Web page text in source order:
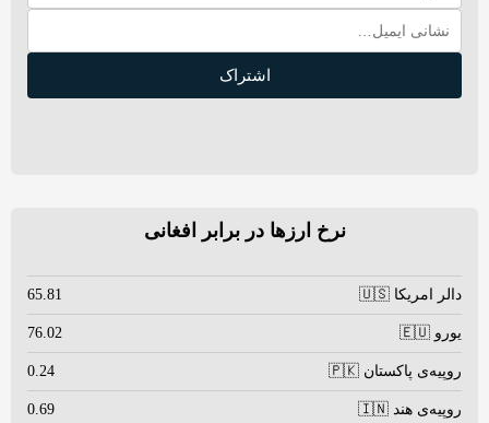
اشتراک
نرخ ارزها در برابر افغانی
دالر امریکا 🇺🇸 65.81
یورو 🇪🇺 76.02
روپیه‌ی پاکستان 🇵🇰 0.24
روپیه‌ی هند 🇮🇳 0.69